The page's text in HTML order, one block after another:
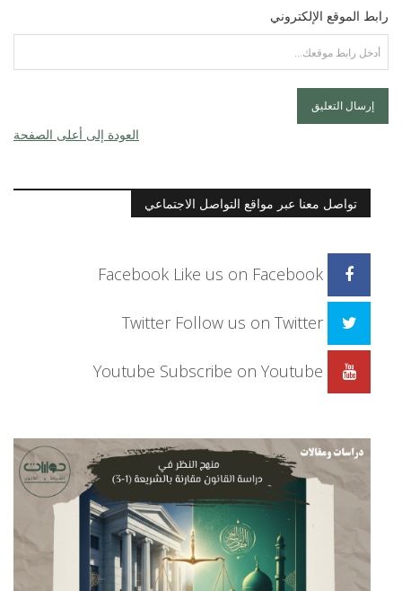
رابط الموقع الإلكتروني
العودة إلى أعلى الصفحة
تواصل معنا عبر مواقع التواصل الاجتماعي
Facebook Like us on Facebook
Twitter Follow us on Twitter
Youtube Subscribe on Youtube